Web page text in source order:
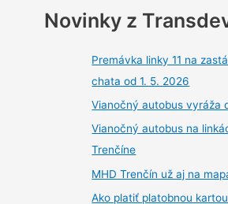
Novinky z
Premávka linky 11 na
chata od 1. 5. 2026
Vianočný autobus vyráža
Vianočný autobus na
Trenčíne
MHD Trenčín už aj na
Ako platiť platobnou